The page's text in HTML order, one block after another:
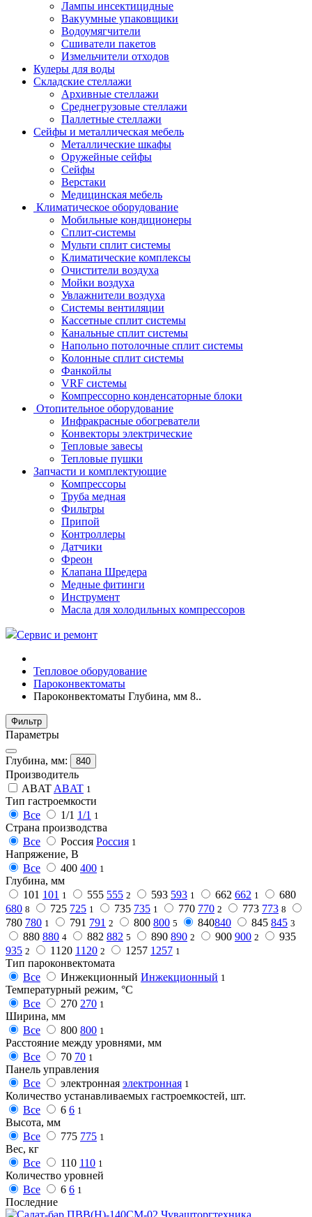
Лампы инсектицидные
Вакуумные упаковщики
Водоумягчители
Сшиватели пакетов
Измельчители отходов
Кулеры для воды
Складские стеллажи
Архивные стеллажи
Среднегрузовые стеллажи
Паллетные стеллажи
Сейфы и металлическая мебель
Металлические шкафы
Оружейные сейфы
Сейфы
Верстаки
Медицинская мебель
Климатическое оборудование
Мобильные кондиционеры
Сплит-системы
Мульти сплит системы
Климатические комплексы
Очистители воздуха
Мойки воздуха
Увлажнители воздуха
Системы вентиляции
Кассетные сплит системы
Канальные сплит системы
Напольно потолочные сплит системы
Колонные сплит системы
Фанкойлы
VRF системы
Компрессорно конденсаторные блоки
Отопительное оборудование
Инфракрасные обогреватели
Конвекторы электрические
Тепловые завесы
Тепловые пушки
Запчасти и комплектующие
Компрессоры
Труба медная
Фильтры
Припой
Контроллеры
Датчики
Фреон
Клапана Шредера
Медные фитинги
Инструмент
Масла для холодильных компрессоров
Сервис и ремонт
Тепловое оборудование
Пароконвектоматы
Пароконвектоматы Глубина, мм 8..
Фильтр
Параметры
Глубина, мм: 840
Производитель
ABAT ABAT 1
Тип гастроемкости
Все
1/1 1/1 1
Страна производства
Все
Россия Россия 1
Напряжение, В
Все
400 400 1
Глубина, мм
101 101 1 555 555 2 593 593 1 662 662 1
680
680 8 725 725 1 735 735 1 770 770 2 773 773 8
780 780 1 791 791 2 800 800 5 840840 845 845 3
880 880 4 882 882 5 890 890 2 900 900 2
935
935 2 1120 1120 2 1257 1257 1
Тип пароконвектомата
Все
Инжекционный Инжекционный 1
Температурный режим, °C
Все
270 270 1
Ширина, мм
Все
800 800 1
Расстояние между уровнями, мм
Все
70 70 1
Панель управления
Все
электронная электронная 1
Количество устанавливаемых гастроемкостей, шт.
Все
6 6 1
Высота, мм
Все
775 775 1
Вес, кг
Все
110 110 1
Количество уровней
Все
6 6 1
Последние